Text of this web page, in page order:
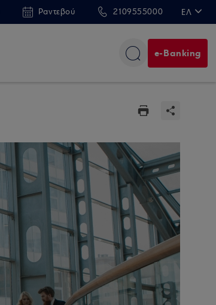
Ραντεβού 2109555000 ΕΛ
e-Banking